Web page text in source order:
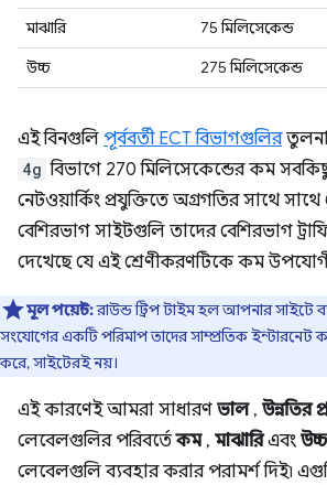
মাঝারি
75 মিলিসেকেন্ড
উচ্চ
275 মিলিসেকেন্ড
এই বিনগুলি পূর্ববর্তী ECT বিভাগগুলির
4g বিভাগে 270 মিলিসেকেন্ডের কম
নেটওয়ার্কিং প্রযুক্তিতে অগ্রগতির সাথে
বেশিরভাগ সাইটগুলি তাদের বেশিরভাগ
দেখেছে যে এই শ্রেণীকরণটিকে কম
মূল পয়েন্ট:রাউন্ড ট্রিপ টাইম হল আপনার সাইটে
সংযোগের একটি পরিমাপ তাদের সাম্প্রতিক ইন্টারনেট
করে, সাইটেরই নয়।
এই কারণেই আমরা সাধারণ ভাল, উন্নতির
লেবেলগুলির পরিবর্তেকম, মাঝারিএবং উচ্চ
লেবেলগুলি ব্যবহার করার পরামর্শ দিই৷